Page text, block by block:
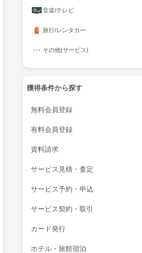
音楽/テレビ
旅行/レンタカー
その他(サービス)
獲得条件から探す
無料会員登録
有料会員登録
資料請求
サービス見積・査定
サービス予約・申込
サービス契約・取引
カード発行
ホテル・旅館宿泊